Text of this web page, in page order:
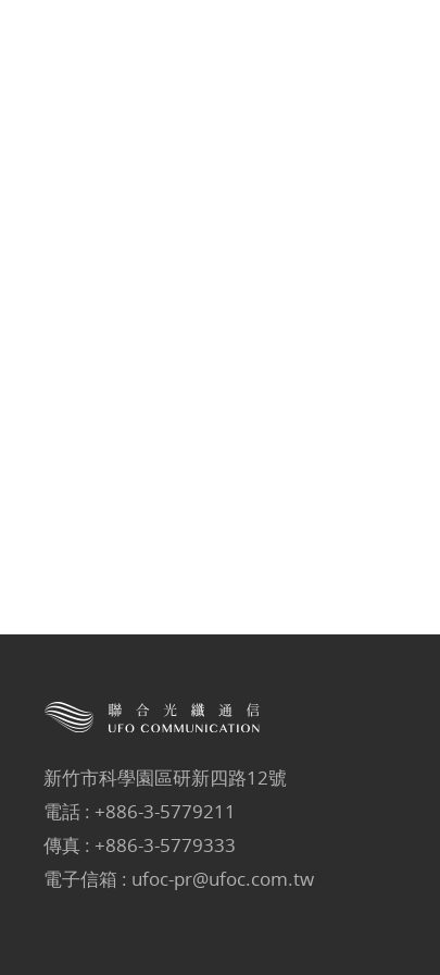
新竹市科學園區研新四路12號
電話 : +886-3-5779211
傳真 : +886-3-5779333
電子信箱 : ufoc-pr@ufoc.com.tw